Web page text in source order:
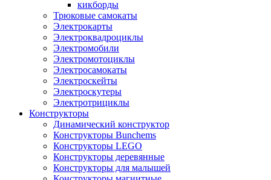
кикборды
Трюковые самокаты
Электрокарты
Электроквадроциклы
Электромобили
Электромотоциклы
Электросамокаты
Электроскейты
Электроскутеры
Электротрициклы
Конструкторы
Динамический конструктор
Конструкторы Bunchems
Конструкторы LEGO
Конструкторы деревянные
Конструкторы для малышей